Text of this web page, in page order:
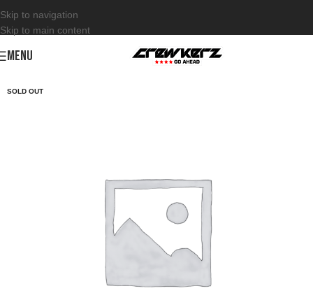
Skip to navigation
Skip to main content
MENU
SOLD OUT